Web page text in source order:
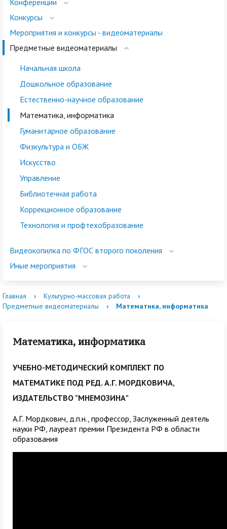
Конференции
Конкурсы
Мероприятия и конкурсы - видеоматериалы
Предметные видеоматериалы
Начальная школа
Дошкольное образование
Естественно-научное образование
Математика, информатика
Гуманитарное образование
Физкультура и ОБЖ
Искусство
Управление
Библиотечная работа
Коррекционное образование
Технология и профтехобразование
Видеокопилка по ФГОС второго поколения
Иные мероприятия
Главная › Культурно-массовая работа
›
Предметные видеоматериалы
› Математика, информатика
Математика, информатика
УЧЕБНО-МЕТОДИЧЕСКИЙ КОМПЛЕКТ ПО
МАТЕМАТИКЕ ПОД РЕД. А.Г. МОРДКОВИЧА,
ИЗДАТЕЛЬСТВО "МНЕМОЗИНА"
А.Г. Мордкович, д.п.н., профессор, Заслуженный деятель
науки РФ, лауреат премии Президента РФ в области
образования